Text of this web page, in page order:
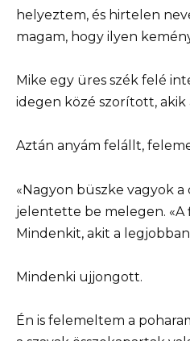
helyeztem, és hirtelen
magam, hogy ilyen
Mike egy üres szék felé
idegen közé szorított, akik
Aztán anyám felállt,
«Nagyon büszke vagyok a
jelentette be melegen. «A
Mindenkit, akit a
Mindenki ujjongott.
Én is felemeltem a